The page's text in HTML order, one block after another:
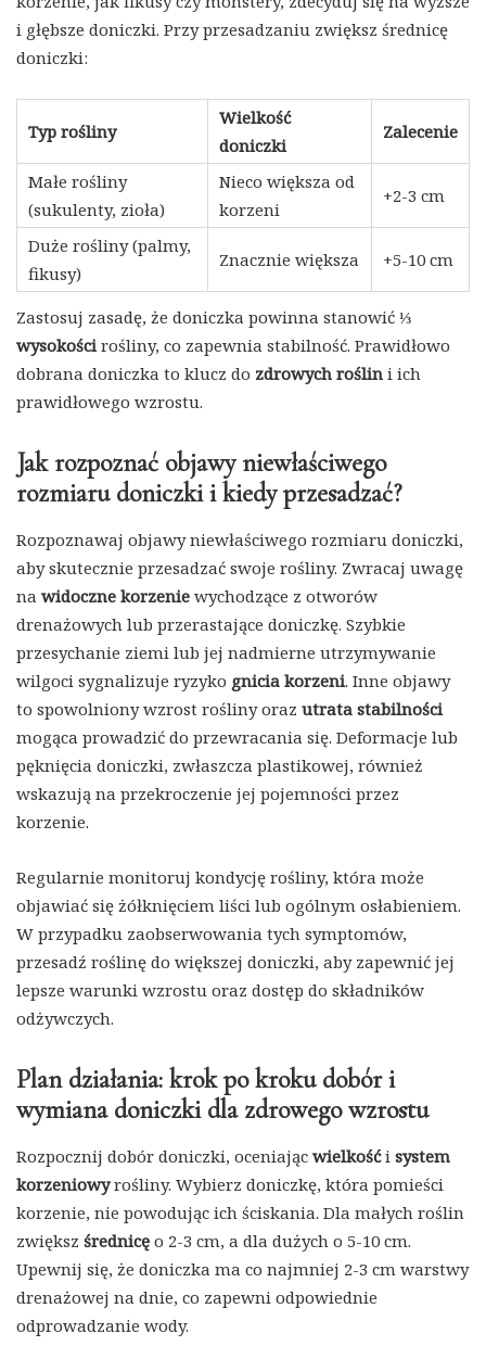
i głębsze doniczki. Przy przesadzaniu zwiększ średnicę
doniczki:
Typ rośliny
Wielkość
doniczki
Zalecenie
Małe rośliny
(sukulenty, zioła)
Nieco większa od
korzeni
+2-3 cm
Duże rośliny (palmy,
fikusy)
Znacznie większa +5-10 cm
Zastosuj zasadę, że doniczka powinna stanowić ⅓
wysokościrośliny, co zapewnia stabilność. Prawidłowo
dobrana doniczka to klucz do zdrowych roślin i ich
prawidłowego wzrostu.
Jak rozpoznać objawy niewłaściwego
rozmiaru doniczki i kiedy przesadzać?
Rozpoznawaj objawy niewłaściwego rozmiaru doniczki,
aby skutecznie przesadzać swoje rośliny. Zwracaj uwagę
na widoczne korzenie wychodzące z otworów
drenażowych lub przerastające doniczkę. Szybkie
przesychanie ziemi lub jej nadmierne utrzymywanie
wilgoci sygnalizuje ryzyko gnicia korzeni. Inne objawy
to spowolniony wzrost rośliny oraz utrata stabilności
mogąca prowadzić do przewracania się. Deformacje lub
pęknięcia doniczki, zwłaszcza plastikowej, również
wskazują na przekroczenie jej pojemności przez
korzenie.
Regularnie monitoruj kondycję rośliny, która może
objawiać się żółknięciem liści lub ogólnym osłabieniem.
W przypadku zaobserwowania tych symptomów,
przesadź roślinę do większej doniczki, aby zapewnić jej
lepsze warunki wzrostu oraz dostęp do składników
odżywczych.
Plan działania: krok po kroku dobór i
wymiana doniczki dla zdrowego wzrostu
Rozpocznij dobór doniczki, oceniając wielkośći system
korzeniowyrośliny. Wybierz doniczkę, która pomieści
korzenie, nie powodując ich ściskania. Dla małych roślin
zwiększ średnicę o 2-3 cm, a dla dużych o 5-10 cm.
Upewnij się, że doniczka ma co najmniej 2-3 cm warstwy
drenażowej na dnie, co zapewni odpowiednie
odprowadzanie wody.